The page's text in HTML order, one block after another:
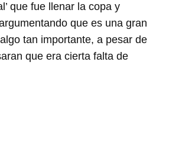
que fue llenar la copa y
que es una gran
tan importante, a pesar de
que era cierta falta de